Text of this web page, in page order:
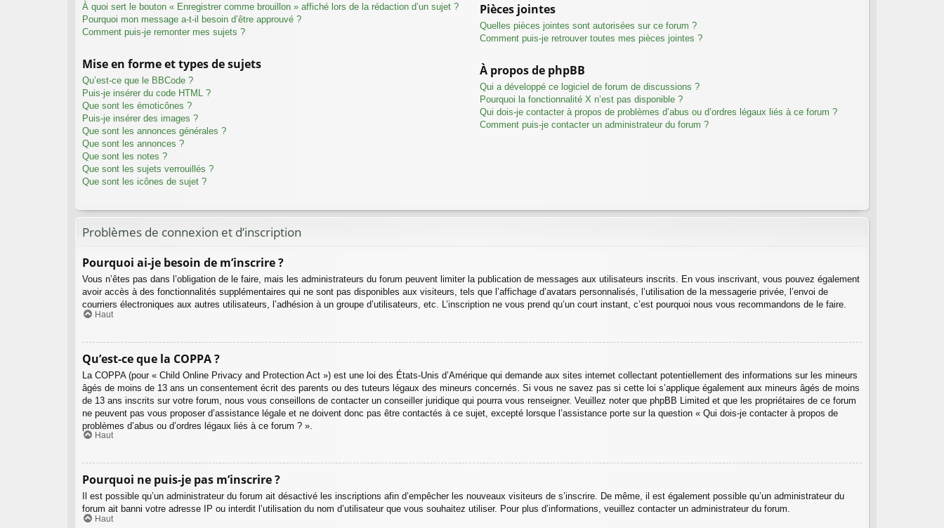
À quoi sert le bouton « Enregistrer comme brouillon » affiché lors de la rédaction d’un sujet ?
Pourquoi mon message a-t-il besoin d’être approuvé ?
Comment puis-je remonter mes sujets ?
Mise en forme et types de sujets
Qu’est-ce que le BBCode ?
Puis-je insérer du code HTML ?
Que sont les émoticônes ?
Puis-je insérer des images ?
Que sont les annonces générales ?
Que sont les annonces ?
Que sont les notes ?
Que sont les sujets verrouillés ?
Que sont les icônes de sujet ?
Pièces jointes
Quelles pièces jointes sont autorisées sur ce forum ?
Comment puis-je retrouver toutes mes pièces jointes ?
À propos de phpBB
Qui a développé ce logiciel de forum de discussions ?
Pourquoi la fonctionnalité X n’est pas disponible ?
Qui dois-je contacter à propos de problèmes d’abus ou d’ordres légaux liés à ce forum ?
Comment puis-je contacter un administrateur du forum ?
Problèmes de connexion et d’inscription
Pourquoi ai-je besoin de m’inscrire ?
Vous n’êtes pas dans l’obligation de le faire, mais les administrateurs du forum peuvent limiter la publication de messages aux utilisateurs inscrits. En vous inscrivant, vous pouvez également
avoir accès à des fonctionnalités supplémentaires qui ne sont pas disponibles aux visiteurs, tels que l’affichage d’avatars personnalisés, l’utilisation de la messagerie privée, l’envoi de
courriers électroniques aux autres utilisateurs, l’adhésion à un groupe d’utilisateurs, etc. L’inscription ne vous prend qu’un court instant, c’est pourquoi nous vous recommandons de le faire.
Haut
Qu’est-ce que la COPPA ?
La COPPA (pour « Child Online Privacy and Protection Act ») est une loi des États-Unis d’Amérique qui demande aux sites internet collectant potentiellement des informations sur les mineurs
âgés de moins de 13 ans un consentement écrit des parents ou des tuteurs légaux des mineurs concernés. Si vous ne savez pas si cette loi s’applique également aux mineurs âgés de moins
de 13 ans inscrits sur votre forum, nous vous conseillons de contacter un conseiller juridique qui pourra vous renseigner. Veuillez noter que phpBB Limited et que les propriétaires de ce forum
ne peuvent pas vous proposer d’assistance légale et ne doivent donc pas être contactés à ce sujet, excepté lorsque l’assistance porte sur la question « Qui dois-je contacter à propos de
problèmes d’abus ou d’ordres légaux liés à ce forum ? ».
Haut
Pourquoi ne puis-je pas m’inscrire ?
Il est possible qu’un administrateur du forum ait désactivé les inscriptions afin d’empêcher les nouveaux visiteurs de s’inscrire. De même, il est également possible qu’un administrateur du
forum ait banni votre adresse IP ou interdit l’utilisation du nom d’utilisateur que vous souhaitez utiliser. Pour plus d’informations, veuillez contacter un administrateur du forum.
Haut